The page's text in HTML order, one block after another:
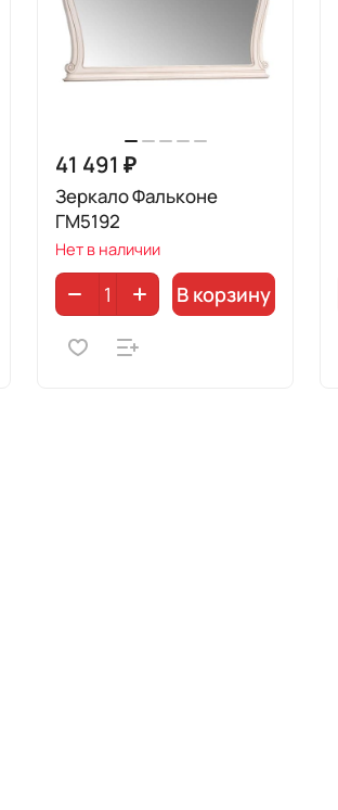
41 491 ₽
Зеркало Фальконе
ГМ5192
Нет в наличии
В корзину